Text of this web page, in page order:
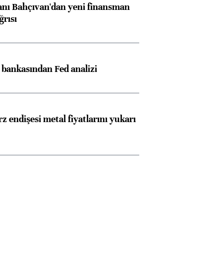
Bahçıvan'dan yeni finansman
Fed analizi
endişesi metal fiyatlarını yukarı